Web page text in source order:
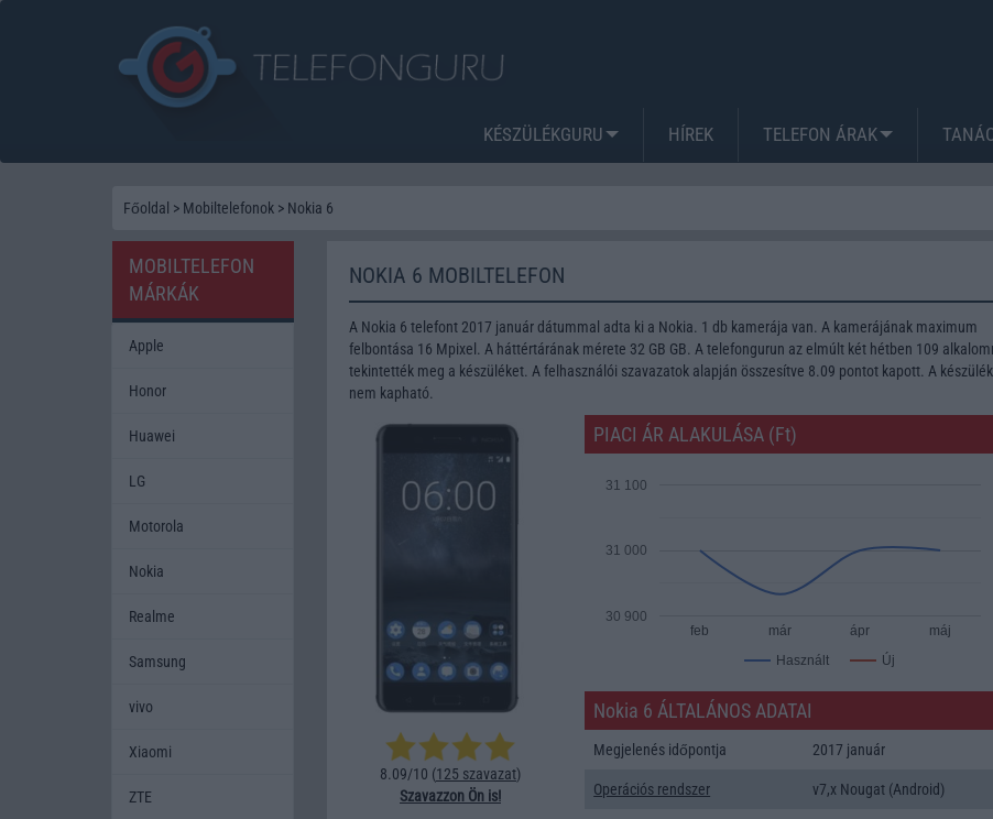
KÉSZÜLÉKGURU HÍREK TELEFON ÁRAK
Főoldal > Mobiltelefonok > Nokia 6
NOKIA 6 MOBILTELEFON
A Nokia 6 telefont 2017 január dátummal adta ki a Nokia. 1 db kamerája van. A kamerájának maximum
felbontása 16 Mpixel. A háttértárának mérete 32 GB GB. A telefongurun az elmúlt két hétben 109
tekintették meg a készüléket. A felhasználói szavazatok alapján összesítve 8.09 pontot kapott. A készülék
nem kapható.
8.09/10 (125 szavazat)
Szavazzon Ön is!
PIACI ÁR ALAKULÁSA (Ft)
Használt Új
feb már ápr máj
30 900
31 000
31 100
Nokia 6 ÁLTALÁNOS ADATAI
Megjelenés időpontja 2017 január
Operációs rendszer v7,x Nougat (Android)
MOBILTELEFON
MÁRKÁK
Apple
Honor
Huawei
LG
Motorola
Nokia
Realme
Samsung
vivo
Xiaomi
ZTE